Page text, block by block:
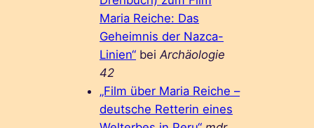
Maria Reiche: Das
Geheimnis der Nazca-
Linien“ beiArchäologie
42
„Film über Maria Reiche –
deutsche Retterin eines